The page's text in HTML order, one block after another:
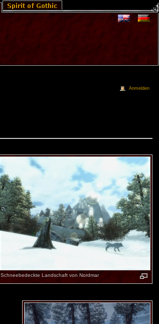
Schneebedeckte Landschaft von Nordmar
Anmelden